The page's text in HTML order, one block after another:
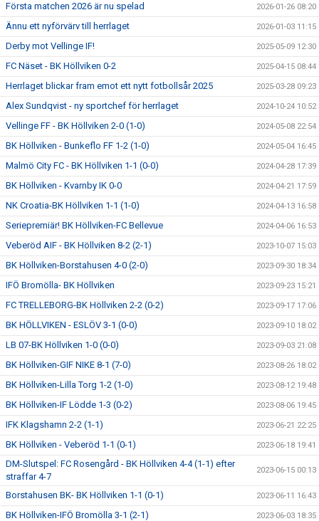
Första matchen 2026 är nu spelad 2026-01-26 08:20
Ännu ett nyförvärv till herrlaget 2026-01-03 11:15
Derby mot Vellinge IF! 2025-05-09 12:30
FC Näset - BK Höllviken 0-2 2025-04-15 08:44
Herrlaget blickar fram emot ett nytt fotbollsår 2025 2025-03-28 09:23
Alex Sundqvist - ny sportchef för herrlaget 2024-10-24 10:52
Vellinge FF - BK Höllviken 2-0 (1-0) 2024-05-08 22:54
BK Höllviken - Bunkeflo FF 1-2 (1-0) 2024-05-04 16:45
Malmö City FC - BK Höllviken 1-1 (0-0) 2024-04-28 17:39
BK Höllviken - Kvarnby IK 0-0 2024-04-21 17:59
NK Croatia-BK Höllviken 1-1 (1-0) 2024-04-13 16:58
Seriepremiär! BK Höllviken-FC Bellevue 2024-04-06 16:53
Veberöd AIF - BK Höllviken 8-2 (2-1) 2023-10-07 15:03
BK Höllviken-Borstahusen 4-0 (2-0) 2023-09-30 18:34
IFÖ Bromölla- BK Höllviken 2023-09-23 15:21
FC TRELLEBORG-BK Höllviken 2-2 (0-2) 2023-09-17 17:06
BK HÖLLVIKEN - ESLÖV 3-1 (0-0) 2023-09-10 18:02
LB 07-BK Höllviken 1-0 (0-0) 2023-09-03 21:08
BK Höllviken-GIF NIKE 8-1 (7-0) 2023-08-26 18:02
BK Höllviken-Lilla Torg 1-2 (1-0) 2023-08-12 19:48
BK Höllviken-IF Lödde 1-3 (0-2) 2023-08-06 19:45
IFK Klagshamn 2-2 (1-1) 2023-06-21 22:25
BK Höllviken - Veberöd 1-1 (0-1) 2023-06-18 19:41
DM-Slutspel: FC Rosengård - BK Höllviken 4-4 (1-1) efter
straffar 4-7
2023-06-15 00:13
Borstahusen BK- BK Höllviken 1-1 (0-1) 2023-06-11 16:43
BK Höllviken-IFÖ Bromölla 3-1 (2-1) 2023-06-03 18:35